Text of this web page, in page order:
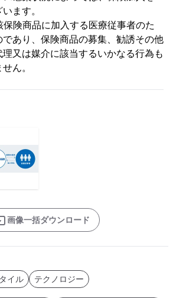
ます。
保険商品に加入する医療従事者のた
あり、保険商品の募集、勧誘その他
又は媒介に該当するいかなる行為も
ん。
画像一括ダウンロード
イル テクノロジー